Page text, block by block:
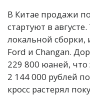
В Китае продажи
стартуют в
локальной сборки,
Ford и Changan.
229 800 юаней,
2 144 000 рублей
кросс растерял